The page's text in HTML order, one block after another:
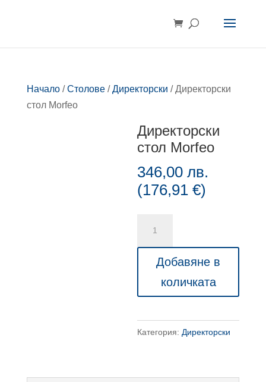
Начало/Столове/Директорски / Директорски
стол Morfeo
Директорски
стол Morfeo
346,00лв.
(176,91€)
стол
Morfeo
Добавяне в
количката
Категория: Директорски